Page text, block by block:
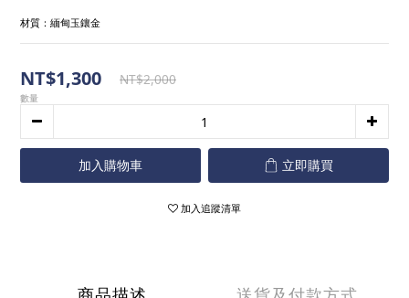
材質：緬甸玉鑲金
NT$1,300 NT$2,000
數量
加入購物車 立即購買
加入追蹤清單